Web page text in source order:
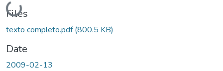
Loading...
Files
texto completo.pdf(800.5 KB)
Date
2009-02-13